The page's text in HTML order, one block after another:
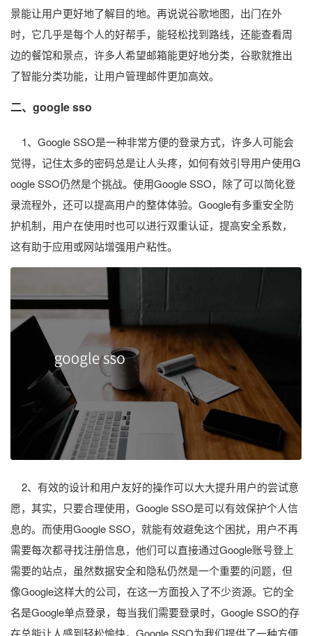
景能让用户更好地了解目的地。再说说谷歌地图，出门在外
时，它几乎是每个人的好帮手，能轻松找到路线，还能查看周
边的餐馆和景点，许多人希望邮箱能更好地分类，谷歌就推出
了智能分类功能，让用户管理邮件更加高效。
二、google sso
1、Google SSO是一种非常方便的登录方式，许多人可能会
觉得，记住太多的密码总是让人头疼，如何有效引导用户使用G
oogle SSO仍然是个挑战。使用Google SSO，除了可以简化登
录流程外，还可以提高用户的整体体验。Google有多重安全防
护机制，用户在使用时也可以进行双重认证，提高安全系数，
这有助于应用或网站增强用户粘性。
2、有效的设计和用户友好的操作可以大大提升用户的尝试意
愿，其实，只要合理使用，Google SSO是可以有效保护个人信
息的。而使用Google SSO，就能有效避免这个困扰，用户不再
需要每次都寻找注册信息，他们可以直接通过Google账号登上
需要的站点，虽然数据安全和隐私仍然是一个重要的问题，但
像Google这样大的公司，在这一方面投入了不少资源。它的全
名是Google单点登录，每当我们需要登录时，Google SSO的存
在总能让人感到轻松愉快，Google SSO为我们提供了一种方便